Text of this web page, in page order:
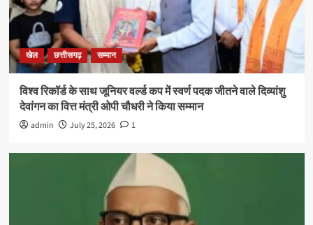
खेल छत्तीसगढ़ सम्मान
विश्व रिकॉर्ड के साथ जूनियर वर्ल्ड कप में स्वर्ण पदक जीतने वाले दिव्यांशु
देवांगन का वित्त मंत्री ओपी चौधरी ने किया सम्मान
admin July 25, 2026 1